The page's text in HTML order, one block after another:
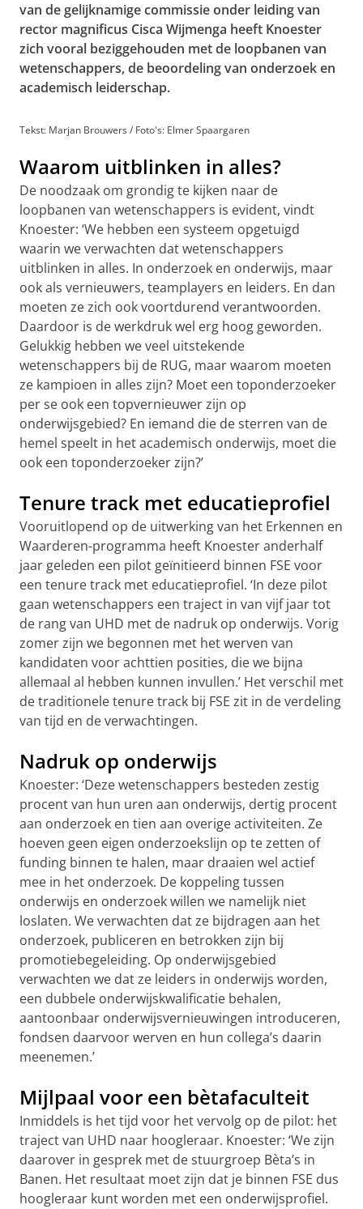
van de gelijknamige commissie onder leiding van
rector magnificus Cisca Wijmenga heeft Knoester
zich vooral beziggehouden met de loopbanen van
wetenschappers, de beoordeling van onderzoek en
academisch leiderschap.
Tekst: Marjan Brouwers / Foto's: Elmer Spaargaren
Waarom uitblinken in alles?
De noodzaak om grondig te kijken naar de
loopbanen van wetenschappers is evident, vindt
Knoester: ‘We hebben een systeem opgetuigd
waarin we verwachten dat wetenschappers
uitblinken in alles. In onderzoek en onderwijs, maar
ook als vernieuwers, teamplayers en leiders. En dan
moeten ze zich ook voortdurend verantwoorden.
Daardoor is de werkdruk wel erg hoog geworden.
Gelukkig hebben we veel uitstekende
wetenschappers bij de RUG, maar waarom moeten
ze kampioen in alles zijn? Moet een toponderzoeker
per se ook een topvernieuwer zijn op
onderwijsgebied? En iemand die de sterren van de
hemel speelt in het academisch onderwijs, moet die
ook een toponderzoeker zijn?’
Tenure track met educatieprofiel
Vooruitlopend op de uitwerking van het Erkennen en
Waarderen-programma heeft Knoester anderhalf
jaar geleden een pilot geïnitieerd binnen FSE voor
een tenure track met educatieprofiel. ‘In deze pilot
gaan wetenschappers een traject in van vijf jaar tot
de rang van UHD met de nadruk op onderwijs. Vorig
zomer zijn we begonnen met het werven van
kandidaten voor achttien posities, die we bijna
allemaal al hebben kunnen invullen.’ Het verschil met
de traditionele tenure track bij FSE zit in de verdeling
van tijd en de verwachtingen.
Nadruk op onderwijs
Knoester: ‘Deze wetenschappers besteden zestig
procent van hun uren aan onderwijs, dertig procent
aan onderzoek en tien aan overige activiteiten. Ze
hoeven geen eigen onderzoekslijn op te zetten of
funding binnen te halen, maar draaien wel actief
mee in het onderzoek. De koppeling tussen
onderwijs en onderzoek willen we namelijk niet
loslaten. We verwachten dat ze bijdragen aan het
onderzoek, publiceren en betrokken zijn bij
promotiebegeleiding. Op onderwijsgebied
verwachten we dat ze leiders in onderwijs worden,
een dubbele onderwijskwalificatie behalen,
aantoonbaar onderwijsvernieuwingen introduceren,
fondsen daarvoor werven en hun collega’s daarin
meenemen.’
Mijlpaal voor een bètafaculteit
Inmiddels is het tijd voor het vervolg op de pilot: het
traject van UHD naar hoogleraar. Knoester: ‘We zijn
daarover in gesprek met de stuurgroep Bèta’s in
Banen. Het resultaat moet zijn dat je binnen FSE dus
hoogleraar kunt worden met een onderwijsprofiel.